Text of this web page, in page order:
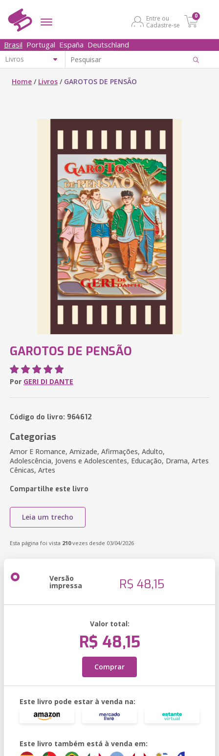
Entre ou
Cadastre-se
0
Brasil Portugal España Deutschland
Home / Livros / GAROTOS DE PENSÃO
GAROTOS DE PENSÃO
Por GERI DI DANTE
Código do livro: 964612
Categorias
Amor E Romance, Amizade, Afirmações, Adulto,
Adolescência, Jovens e Adolescentes, Educação, Drama, Artes
Cênicas, Artes
Compartilhe este livro
Leia um trecho
Esta página foi vista 210vezes desde 03/04/2026
Versão
impressa R$ 48,15
Valor total:
R$ 48,15
Comprar
Este livro pode estar à venda na:
Este livro também está à venda em: